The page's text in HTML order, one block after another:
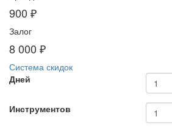
900 ₽
Залог
8 000 ₽
Система скидок
Дней
Инструментов